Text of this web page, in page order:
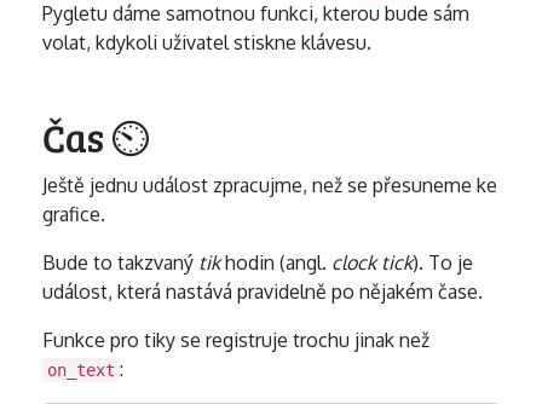
Pygletu dáme samotnou funkci, kterou bude sám
volat, kdykoli uživatel stiskne klávesu.
Čas ⏲
Ještě jednu událost zpracujme, než se přesuneme ke
grafice.
Bude to takzvaný tikhodin (angl. clock tick). To je
událost, která nastává pravidelně po nějakém čase.
Funkce pro tiky se registruje trochu jinak než
on_text :